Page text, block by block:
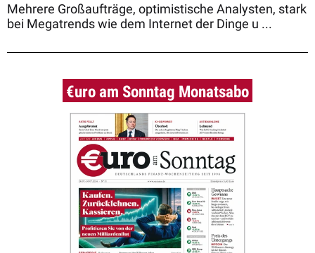
Mehrere Großaufträge, optimistische Analysten, stark
bei Megatrends wie dem Internet der Dinge u ...
€uro am Sonntag Monatsabo